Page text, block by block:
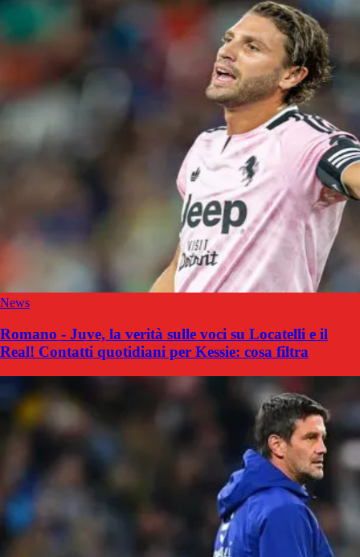
News
Romano - Juve, la verità sulle voci su Locatelli e il
Real! Contatti quotidiani per Kessie: cosa filtra